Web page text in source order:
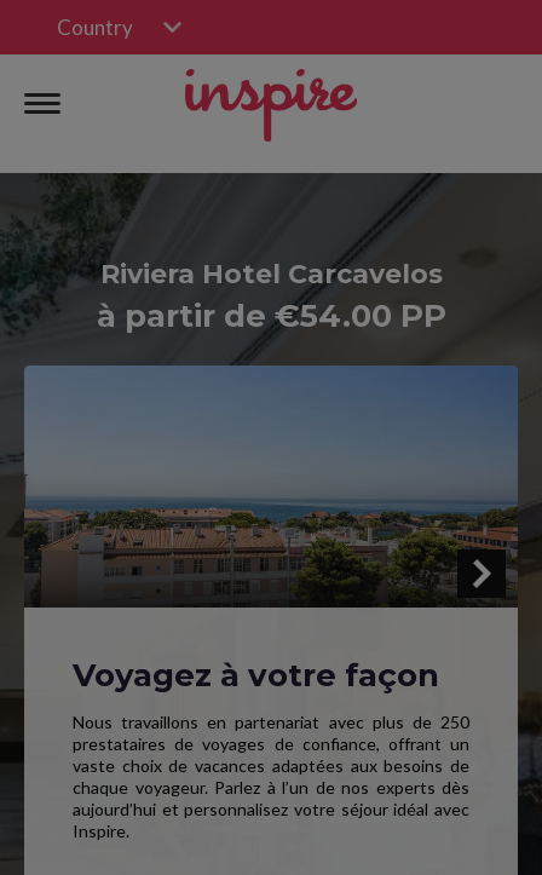
Country
Riviera Hotel Carcavelos
à partir de €54.00 PP
Voyagez à votre façon
Nous travaillons en partenariat avec plus de 250
prestataires de voyages de confiance, offrant un
vaste choix de vacances adaptées aux besoins de
chaque voyageur. Parlez à l’un de nos experts dès
aujourd’hui et personnalisez votre séjour idéal avec
Inspire.